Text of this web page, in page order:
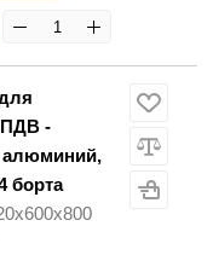
ПДВ -
алюминий,
борта